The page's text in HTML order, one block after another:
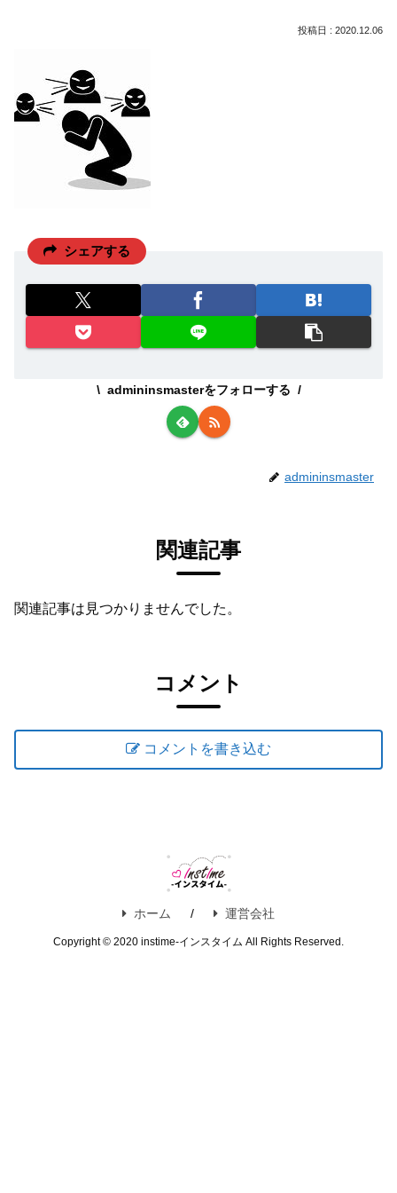
2020.12.06
シェアする
admininsmasterをフォローする
admininsmaster
関連記事
関連記事は見つかりませんでした。
コメント
コメントを書き込む
ホーム 運営会社
Copyright © 2020 instime-インスタイム All Rights Reserved.